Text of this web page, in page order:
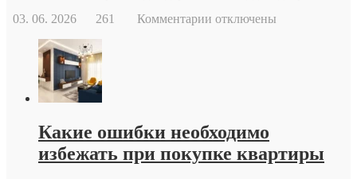
03. 06. 2026
261 Комментарии котключены
Какие ошибки необходимо
избежать при покупке квартиры